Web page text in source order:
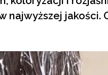
najwyższej